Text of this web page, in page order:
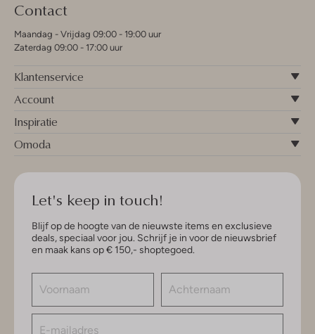
Contact
Maandag - Vrijdag 09:00 - 19:00 uur
Zaterdag 09:00 - 17:00 uur
Klantenservice
Account
Inspiratie
Omoda
Let's keep in touch!
Blijf op de hoogte van de nieuwste items en exclusieve
deals, speciaal voor jou. Schrijf je in voor de nieuwsbrief
en maak kans op € 150,- shoptegoed.